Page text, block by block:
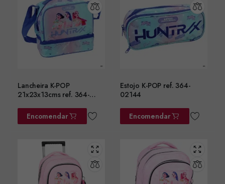
Lancheira K-POP
21x23x13cms ref. 364-
Encomendar
Estojo K-POP ref. 364-
02144
Encomendar